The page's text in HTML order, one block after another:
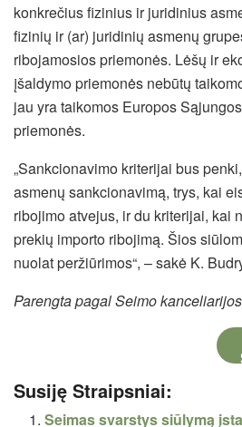
konkrečius fizinius ir juridinius
fizinių ir (ar) juridinių asmenų
ribojamosios priemonės. Lėšų ir
įšaldymo priemonės nebūtų
jau yra taikomos Europos
priemonės.
„Sankcionavimo kriterijai bus
asmenų sankcionavimą, trys, kai
ribojimo atvejus, ir du kriterijai, kai
prekių importo ribojimą. Šios
nuolat peržiūrimos“, – sakė K.
Parengta pagal Seimo
Susiję Straipsniai:
Seimas svarstys siūlymą